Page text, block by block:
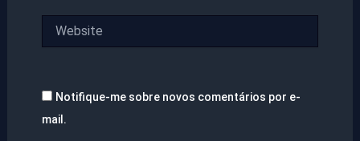
Notifique-me sobre novos comentários por e-
mail.